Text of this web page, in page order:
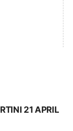
21 APRIL